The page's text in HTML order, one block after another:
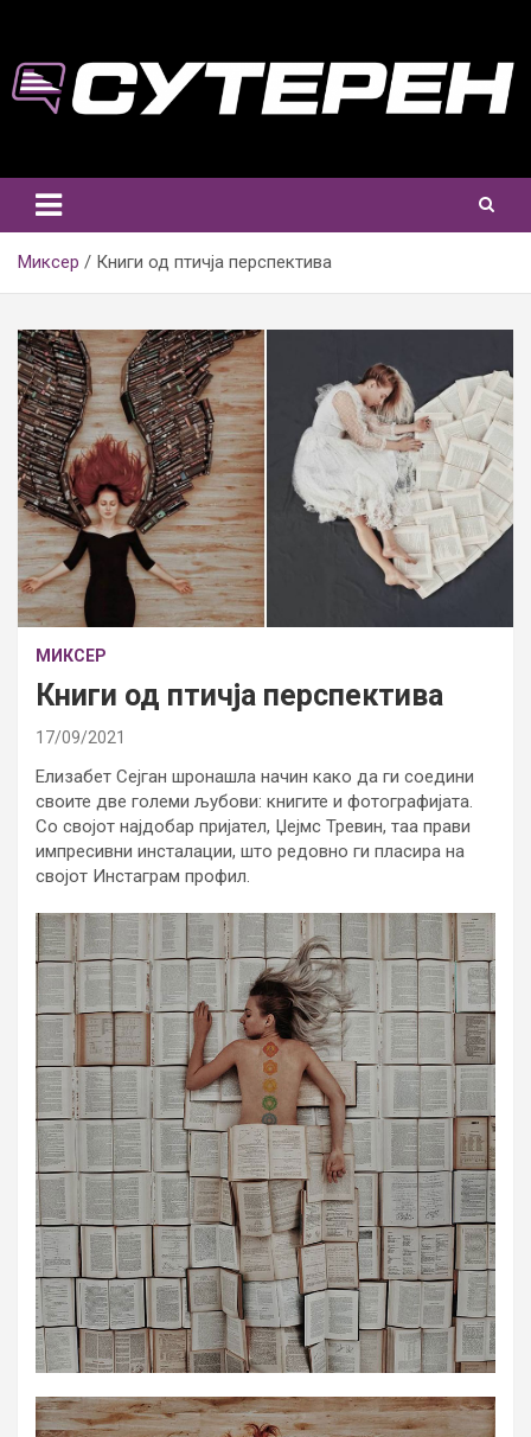
content
Миксер Книги од птичја перспектива
МИКСЕР
Книги од птичја перспектива
17/09/2021
Елизабет Сејган шронашла начин како да ги соедини
своите две големи љубови: книгите и фотографијата.
Со својот најдобар пријател, Џејмс Тревин, таа прави
импресивни инсталации, што редовно ги пласира на
својот Инстаграм профил.